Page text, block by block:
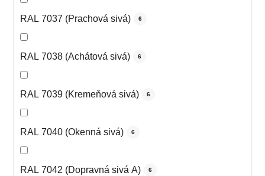
RAL 7037 (Prachová sivá) 6
RAL 7038 (Achátová sivá) 6
RAL 7039 (Kremeňová sivá) 6
RAL 7040 (Okenná sivá) 6
RAL 7042 (Dopravná sivá A) 6